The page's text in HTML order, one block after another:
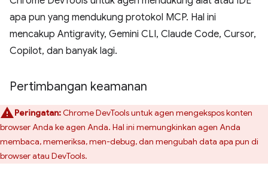
apa pun yang mendukung protokol MCP. Hal ini
mencakup Antigravity, Gemini CLI, Claude Code, Cursor,
Copilot, dan banyak lagi.
Pertimbangan keamanan
Peringatan:Chrome DevTools untuk agen mengekspos konten
browser Anda ke agen Anda. Hal ini memungkinkan agen Anda
membaca, memeriksa, men-debug, dan mengubah data apa pun di
browser atau DevTools.